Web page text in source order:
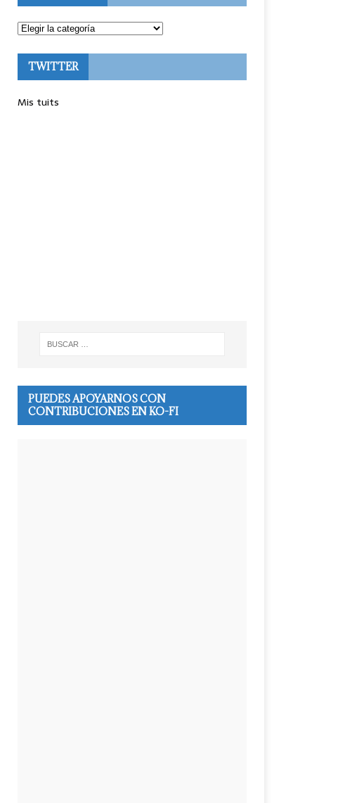
TWITTER
Mis tuits
PUEDES APOYARNOS CON
CONTRIBUCIONES EN KO-FI